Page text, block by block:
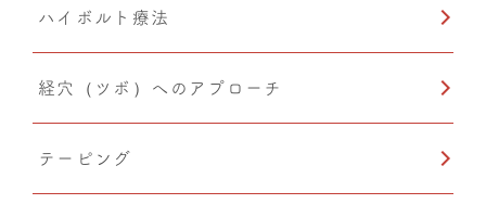
鍼灸
ハイボルト療法
経穴（ツボ）へのアプローチ
テーピング